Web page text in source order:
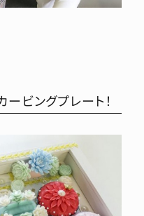
ビングプレート！